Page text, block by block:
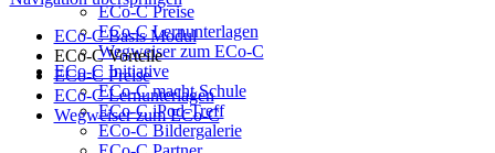
ECo-C Preise
ECo-C Lernunterlagen
Wegweiser zum ECo-C
ECo-C Initiative
ECo-C macht Schule
ECo-C iPod-Treff
ECo-C Bildergalerie
ECo-C Basis Modul
ECo-C Vorteile
ECo-C Preise
ECo-C Lernunterlagen
Wegweiser zum ECo-C